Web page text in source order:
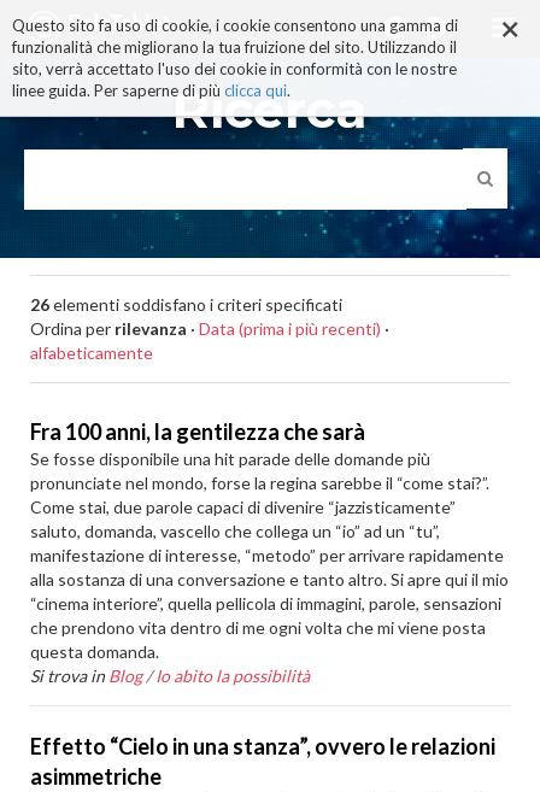
×
Questo sito fa uso di cookie, i cookie consentono una gamma di
funzionalità che migliorano la tua fruizione del sito. Utilizzando il
sito, verrà accettato l'uso dei cookie in conformità con le nostre
linee guida. Per saperne di più clicca qui.
ai
contenuti.
|
alla
navigazione
Ricerca
26elementi soddisfano i criteri specificati
Ordina per rilevanza · Data (prima i più recenti) ·
alfabeticamente
Fra 100 anni, la gentilezza che sarà
Se fosse disponibile una hit parade delle domande più
pronunciate nel mondo, forse la regina sarebbe il “come stai?”.
Come stai, due parole capaci di divenire “jazzisticamente”
saluto, domanda, vascello che collega un “io” ad un “tu”,
manifestazione di interesse, “metodo” per arrivare rapidamente
alla sostanza di una conversazione e tanto altro. Si apre qui il mio
“cinema interiore”, quella pellicola di immagini, parole, sensazioni
che prendono vita dentro di me ogni volta che mi viene posta
questa domanda.
Si trova in Blog /Io abito la possibilità
Effetto “Cielo in una stanza”, ovvero le relazioni
asimmetriche